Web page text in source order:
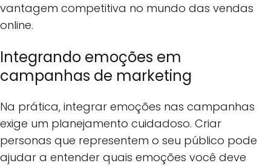
vantagem competitiva no mundo das vendas
online.
Integrando emoções em
campanhas de marketing
Na prática, integrar emoções nas campanhas
exige um planejamento cuidadoso. Criar
personas que representem o seu público pode
ajudar a entender quais emoções você deve